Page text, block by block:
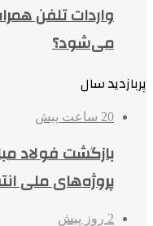
واردات تلفن
می‌شود؟
پربازدید سال
20 ساعت پیش
بازگشت فولاد
پروژه‌های ملی
2 روز پیش